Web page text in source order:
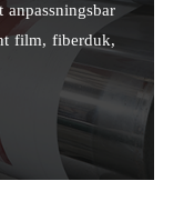
film, fiberduk,